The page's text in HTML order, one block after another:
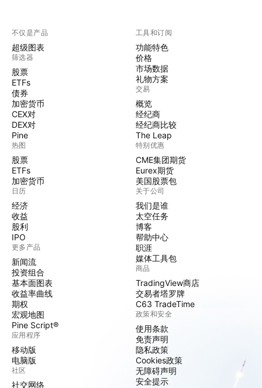
不仅是产品
超级图表
筛选器
股票
ETFs
债券
加密货币
CEX对
DEX对
Pine
热图
股票
ETFs
加密货币
日历
经济
收益
股利
IPO
更多产品
新闻流
投资组合
基本面图表
收益率曲线
期权
宏观地图
Pine Script®
应用程序
移动版
电脑版
社区
社交网络
工具和订阅
功能特色
价格
市场数据
礼物方案
交易
概览
经纪商
经纪商比较
The Leap
特别优惠
CME集团期货
Eurex期货
美国股票包
关于公司
我们是谁
太空任务
博客
帮助中心
职涯
媒体工具包
商品
TradingView商店
交易者塔罗牌
C63 TradeTime
政策和安全
使用条款
免责声明
隐私政策
Cookies政策
无障碍声明
安全提示